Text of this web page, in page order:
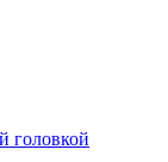
головкой